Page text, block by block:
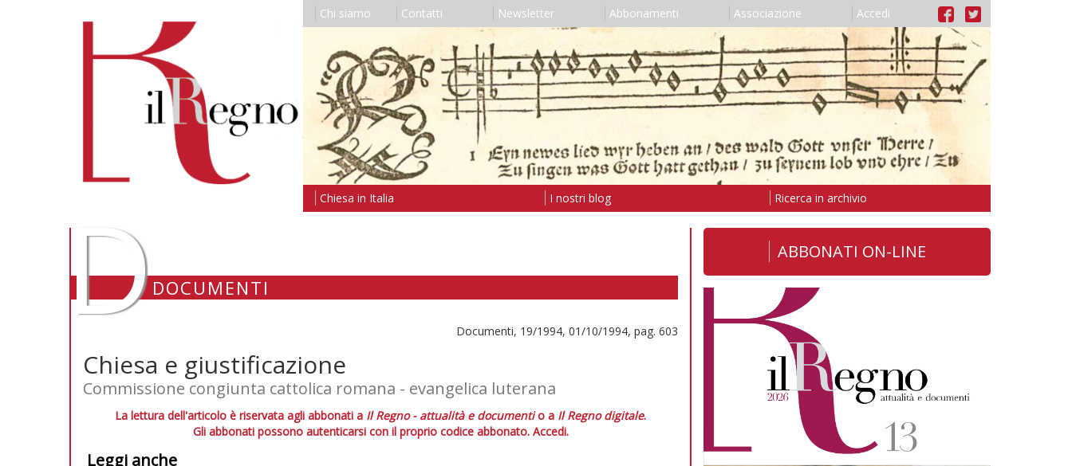
Chi siamo Contatti Newsletter Abbonamenti Associazione Accedi
Chiesa in Italia I nostri blog Ricerca in archivio
DDOCUMENTI
Documenti, 19/1994, 01/10/1994, pag. 603
Chiesa e giustificazione
Commissione congiunta cattolica romana - evangelica luterana
La lettura dell'articolo è riservata agli abbonati a Il Regno - attualità e documentio a Il Regno digitale.
Gli abbonati possono autenticarsi con il proprio codice abbonato. Accedi.
Leggi anche
ABBONATI ON-LINE